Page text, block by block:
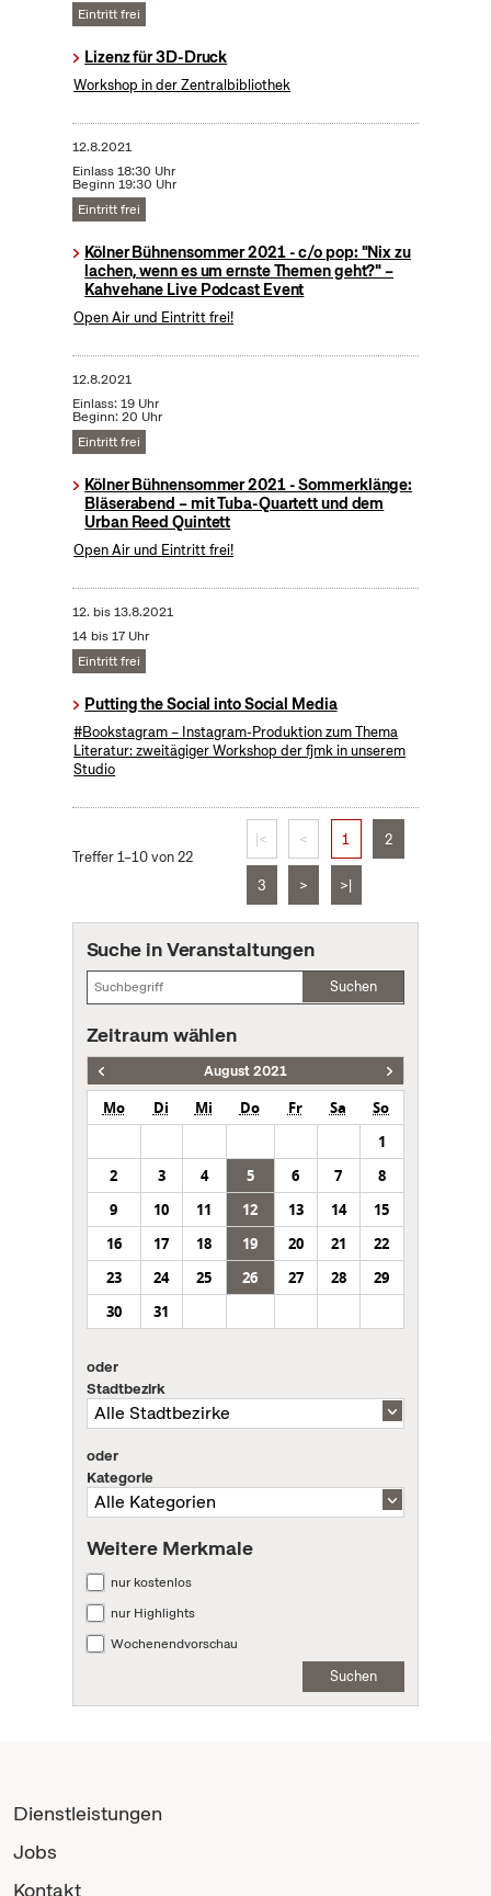
Eintritt frei
Lizenz für 3D-Druck
Workshop in der Zentralbibliothek
12.8.2021
Einlass 18:30 Uhr
Beginn 19:30 Uhr
Eintritt frei
Kölner Bühnensommer 2021 - c/o pop: "Nix zu
lachen, wenn es um ernste Themen geht?" –
Kahvehane Live Podcast Event
Open Air und Eintritt frei!
12.8.2021
Einlass: 19 Uhr
Beginn: 20 Uhr
Eintritt frei
Kölner Bühnensommer 2021 - Sommerklänge:
Bläserabend – mit Tuba-Quartett und dem
Urban Reed Quintett
Open Air und Eintritt frei!
12. bis13.8.2021
14 bis 17 Uhr
Eintritt frei
Putting the Social into Social Media
#Bookstagram – Instagram-Produktion zum Thema
Literatur: zweitägiger Workshop der fjmk in unserem
Studio
Treffer 1–10 von 22
|< < 1 2
3 > >|
Suche in Veranstaltungen
Suchen
Zeitraum wählen
August 2021
Mo Di Mi Do Fr Sa
So
1
2
3 4 5 6 7
8
9
10 11 12 13 14
15
16
17 18 19 20 21
22
23
24 25 26 27 28
29
30
31
oder
Stadtbezirk
oder
Kategorie
Weitere Merkmale
nur kostenlos
nur Highlights
Wochenendvorschau
Suchen
Dienstleistungen
Jobs
Kontakt